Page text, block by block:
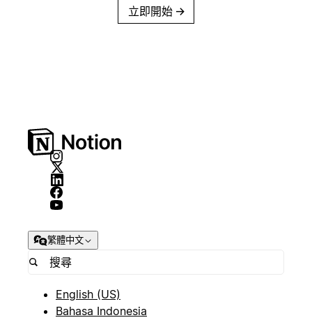
立即開始 →
繁體中文
English (US)
Bahasa Indonesia